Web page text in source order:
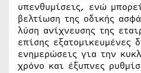
υπενθυμίσεις, ενώ
βελτίωση της οδικής
λύση ανίχνευσης της
επίσης εξατομικευμένες
ενημερώσεις για την
χρόνο και έξυπνες